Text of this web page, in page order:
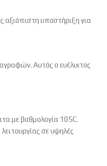
αξιόπιστη υποστήριξη για
Αυτός ο ευέλικτος
με βαθμολογία 105C.
σε υψηλές